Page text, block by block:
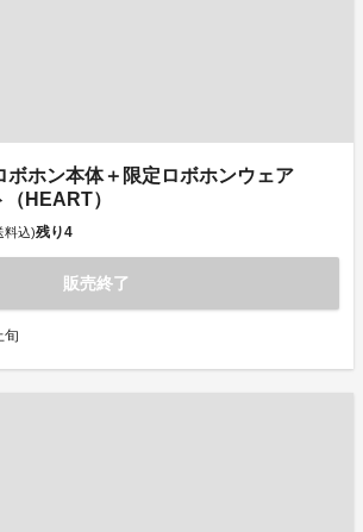
ボホン本体＋限定ロボホンウェア
HEART）
料込)残り4
販売終了
旬